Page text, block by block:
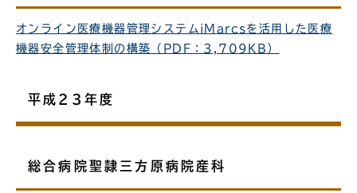
オンライン医療機器管理システムiMarcsを活用した医療
機器安全管理体制の構築（PDF：3,709KB）
平成23年度
総合病院聖隷三方原病院産科